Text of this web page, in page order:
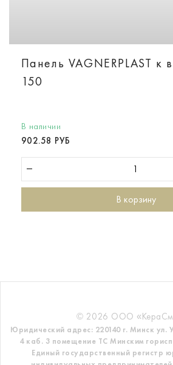
Панель VAGNERPLAST к
150
В наличии
902.58 РУБ
В корзину
© 2026 ООО
Юридический адрес: 220140 г. Минск
4 каб. 3 помещение ТС Минским
Единый государственный регистр